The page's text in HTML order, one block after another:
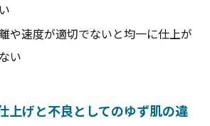
や速度が適切でないと均一に仕上が
い
上げと不良としてのゆず肌の違